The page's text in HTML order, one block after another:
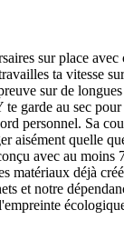
sur place
ta vitesse
sur de
garde au sec pour
personnel. Sa
aisément quelle
avec au moins
matériaux déjà
et notre